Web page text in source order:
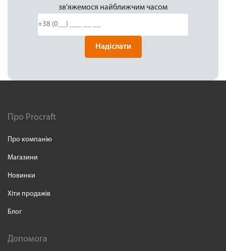
зв'яжемося найближчим часом
Надіслати
Про Procraft
Про компанію
Магазини
Новинки
Хіти продажів
Блог
Допомога